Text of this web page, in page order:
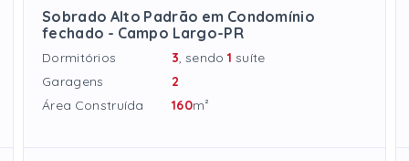
Sobrado Alto Padrão em Condomínio
fechado - Campo Largo-PR
Dormitórios 3, sendo1 suíte
Garagens
2
Área Construída
160m²